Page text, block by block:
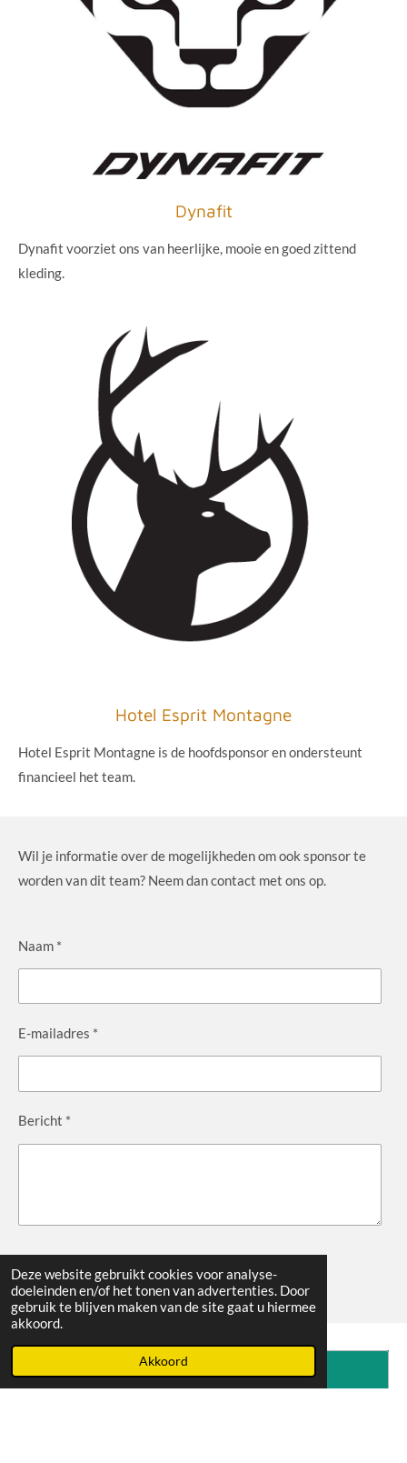
Deze website gebruikt cookies voor analyse-
doeleinden en/of het tonen van advertenties. Door
gebruik te blijven maken van de site gaat u hiermee
akkoord.
Akkoord
Dynafit
Dynafit voorziet ons van heerlijke, mooie en goed zittend
kleding.
Hotel Esprit Montagne
Hotel Esprit Montagne is de hoofdsponsor en ondersteunt
financieel het team.
Wil je informatie over de mogelijkheden om ook sponsor te
worden van dit team? Neem dan contact met ons op.
Naam *
E-mailadres *
Bericht *
Verzenden
Maak jouw eigen website met